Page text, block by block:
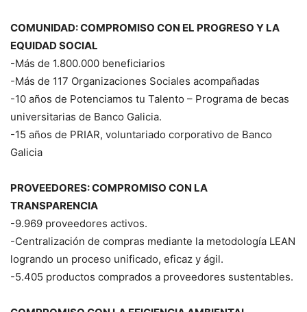
COMUNIDAD: COMPROMISO CON EL PROGRESO Y LA
EQUIDAD SOCIAL
-Más de 1.800.000 beneficiarios
-Más de 117 Organizaciones Sociales acompañadas
-10 años de Potenciamos tu Talento – Programa de becas
universitarias de Banco Galicia.
-15 años de PRIAR, voluntariado corporativo de Banco
Galicia
PROVEEDORES: COMPROMISO CON LA
TRANSPARENCIA
-9.969 proveedores activos.
-Centralización de compras mediante la metodología LEAN
logrando un proceso unificado, eficaz y ágil.
-5.405 productos comprados a proveedores sustentables.